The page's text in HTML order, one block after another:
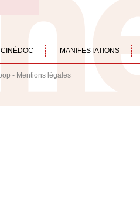
CINÉDOC MANIFESTATIONS
- Mentions légales